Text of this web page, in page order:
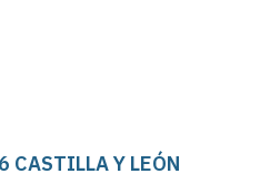
CASTILLA Y LEÓN